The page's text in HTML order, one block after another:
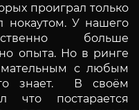
проиграл только
У нашего
больше
опыта. Но в ринге
с любым
знает. В своём
что постарается